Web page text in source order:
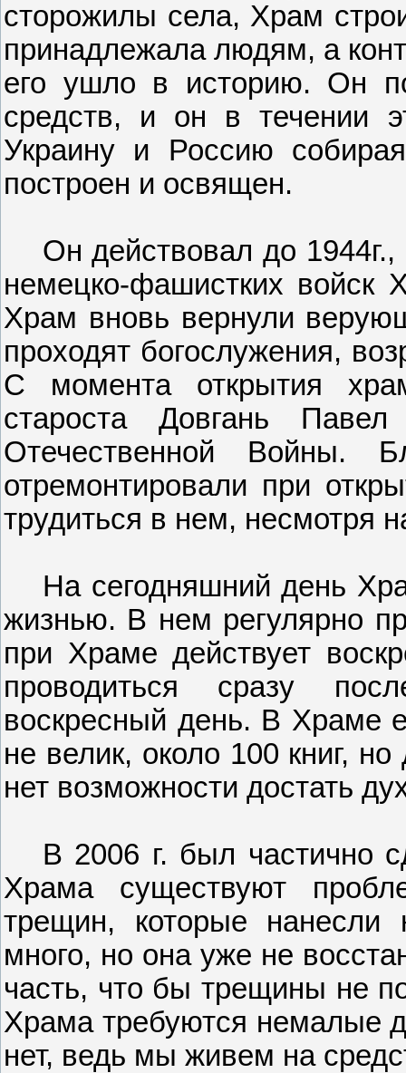
сторожилы села, Храм
принадлежала людям, а
его ушло в историю. Он
средств, и он в течении
Украину и Россию
построен и освящен.
Он действовал до
немецко-фашистких войск
Храм вновь вернули
проходят богослужения,
С момента открытия
староста Довгань Павел
Отечественной Войны.
отремонтировали при
трудиться в нем, несмотря
На сегодняшний день
жизнью. В нем регулярно
при Храме действует
проводиться сразу
воскресный день. В Храме
не велик, около 100 книг,
нет возможности достать
В 2006 г. был частично
Храма существуют
трещин, которые нанесли
много, но она уже не
часть, что бы трещины не
Храма требуются немалые
нет, ведь мы живем на